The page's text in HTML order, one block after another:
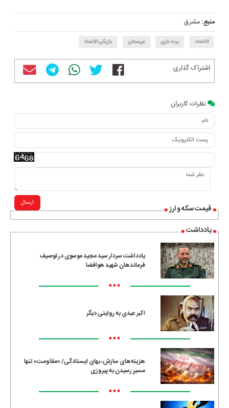
قیمت سکه و ارز
یادداشت
یادداشت سردار سید مجید موسوی در توصیف
فرماندهان شهید هوافضا
•••
اکبر عبدی به روایتی دیگر
•••
هزینه‌های سازش، بهای ایستادگی/ «مقاومت» تنها
مسیرِ رسیدن به پیروزی
•••
منبع:مشرق
الاتحاد برده داری عربستان بازیکن الاتحاد
اشتراک گذاری
نظرات کاربران
ارسال